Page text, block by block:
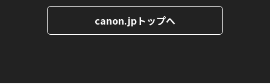
canon.jpトップへ